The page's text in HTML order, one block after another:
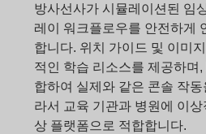
방사선사가 시뮬레이션된 임
레이 워크플로우를 안전하게
합니다. 위치 가이드 및 이미
적인 학습 리소스를 제공하며
합하여 실제와 같은 콘솔 작
라서 교육 기관과 병원에 이
상 플랫폼으로 적합합니다.